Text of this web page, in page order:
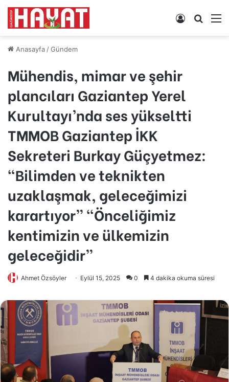
Arama
Kayıt
Anasayfa/Gündem
Mühendis, mimar ve şehir
plancıları Gaziantep Yerel
Kurultayı’nda ses yükseltti
TMMOB Gaziantep İKK
Sekreteri Burkay Güçyetmez:
“Bilimden ve teknikten
uzaklaşmak, geleceğimizi
karartıyor” “Önceliğimiz
kentimizin ve ülkemizin
geleceğidir”
Ahmet Özsöyler Eylül 15, 2025 0 4 dakika okuma süresi